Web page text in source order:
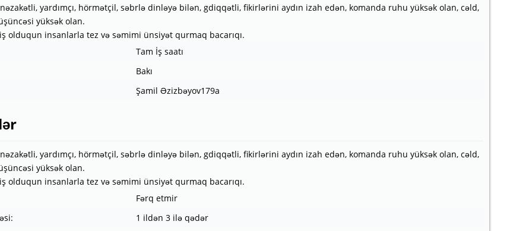
yardımçı, hörmətçil, səbrlə dinləyə bilən, gdiqqətli, fikirlərini aydın izah edən, komanda ruhu yüksək olan, cəld,
yüksək olan.
olduqun insanlarla tez və səmimi ünsiyət qurmaq bacarıqı.
Tam İş saatı
Bakı
Şamil Əzizbəyov179a
yardımçı, hörmətçil, səbrlə dinləyə bilən, gdiqqətli, fikirlərini aydın izah edən, komanda ruhu yüksək olan, cəld,
yüksək olan.
olduqun insanlarla tez və səmimi ünsiyət qurmaq bacarıqı.
Fərq etmir
1 ildən 3 ilə qədər